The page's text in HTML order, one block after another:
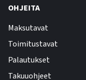
OHJEITA
Maksutavat
Toimitustavat
Palautukset
Takuuohjeet